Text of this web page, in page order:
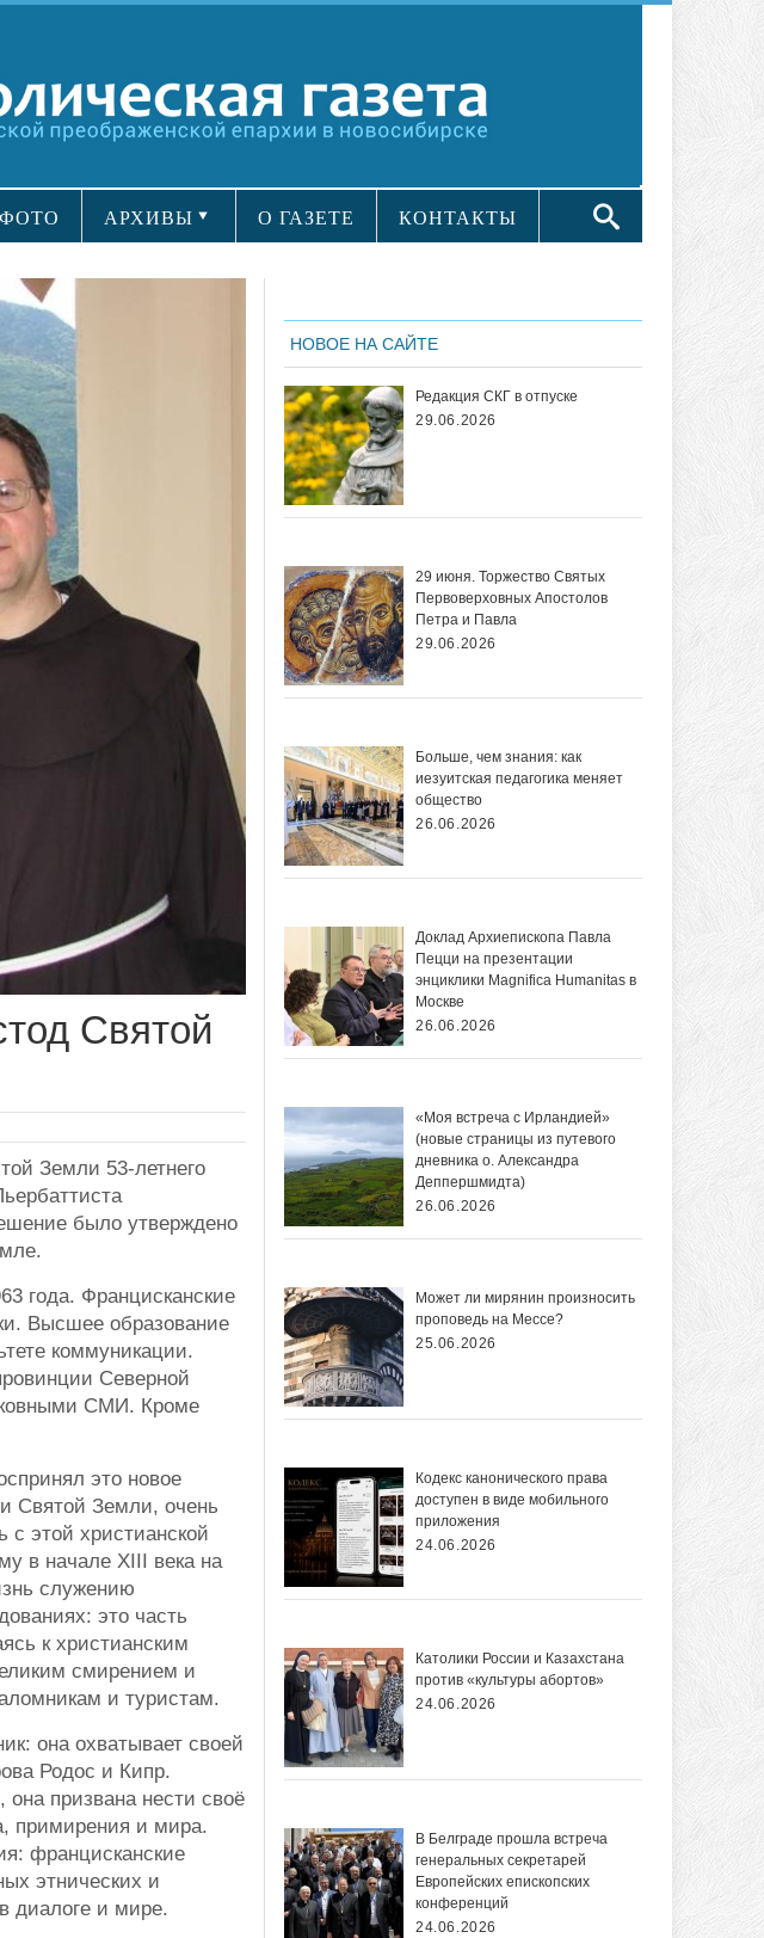
ФОТО АРХИВЫ О ГАЗЕТЕ КОНТАКТЫ
Святой
Земли 53-летнего
было утверждено
года. Францисканские
Высшее образование
коммуникации.
Северной
СМИ. Кроме
это новое
Святой Земли, очень
этой христианской
в начале XIII века на
служению
это часть
к христианским
смирением и
и туристам.
она охватывает своей
Родос и Кипр.
призвана нести своё
примирения и мира.
францисканские
этнических и
диалоге и мире.
НОВОЕ НА САЙТЕ
Редакция СКГ в отпуске
29.06.2026
29 июня. Торжество Святых
Первоверховных Апостолов
Петра и Павла
29.06.2026
Больше, чем знания: как
иезуитская педагогика меняет
общество
26.06.2026
Доклад Архиепископа Павла
Пецци на презентации
энциклики Magnifica Нumanitas в
Москве
26.06.2026
«Моя встреча с Ирландией»
(новые страницы из путевого
дневника о. Александра
Деппершмидта)
26.06.2026
Может ли мирянин произносить
проповедь на Мессе?
25.06.2026
Кодекс канонического права
доступен в виде мобильного
приложения
24.06.2026
Католики России и Казахстана
против «культуры абортов»
24.06.2026
В Белграде прошла встреча
генеральных секретарей
Европейских епископских
конференций
24.06.2026